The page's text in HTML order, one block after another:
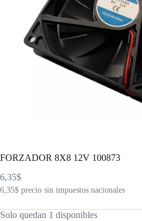
FORZADOR 8X8 12V 100873
6,35$
6,35$ precio sin impuestos nacionales
Solo quedan 1 disponibles